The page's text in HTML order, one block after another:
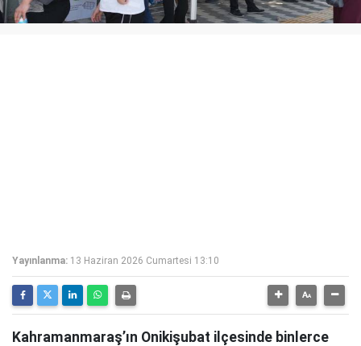
Yayınlanma: 13 Haziran 2026 Cumartesi 13:10
Kahramanmaraş’ın Onikişubat ilçesinde binlerce